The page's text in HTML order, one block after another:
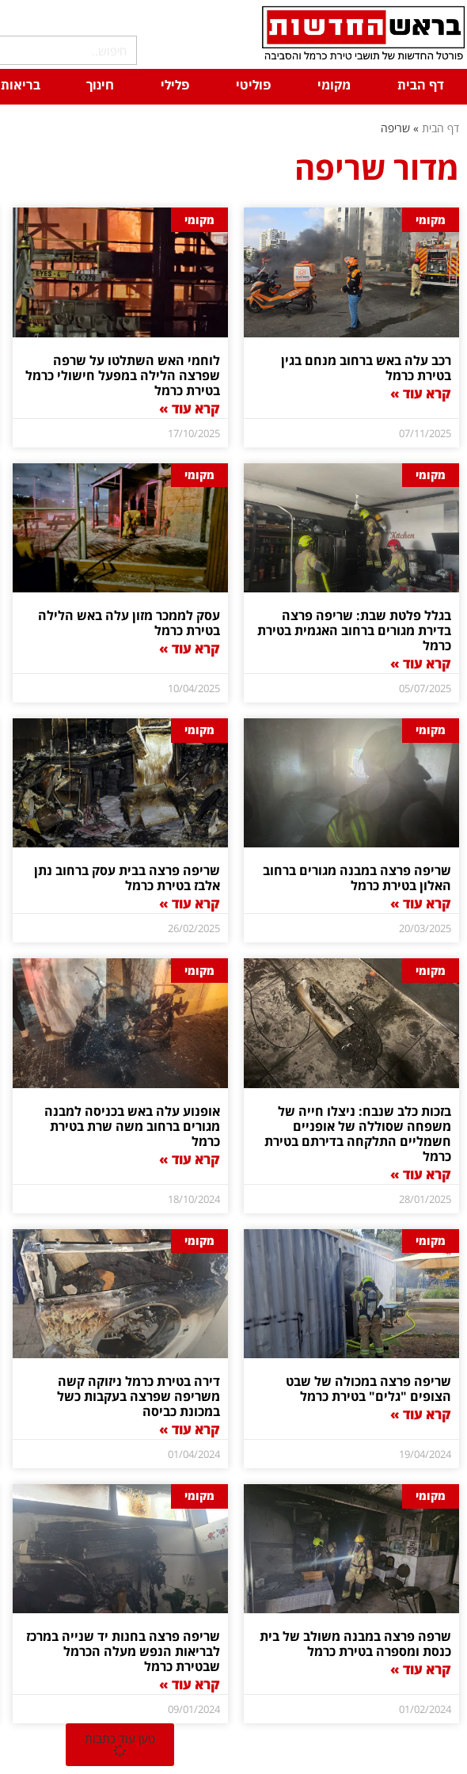
דף הבית
מקומי פוליטי פלילי חינוך בריאות
דף הבית » שריפה
מדור שריפה
מקומי
רכב עלה באש ברחוב מנחם בגין
בטירת כרמל
קרא עוד »
07/11/2025
מקומי
לוחמי האש השתלטו על שרפה
שפרצה הלילה במפעל חישולי כרמל
בטירת כרמל
קרא עוד »
17/10/2025
מקומי
בגלל פלטת שבת: שריפה פרצה
בדירת מגורים ברחוב האגמית בטירת
כרמל
קרא עוד »
05/07/2025
מקומי
עסק לממכר מזון עלה באש הלילה
בטירת כרמל
קרא עוד »
10/04/2025
מקומי
שריפה פרצה במבנה מגורים ברחוב
האלון בטירת כרמל
קרא עוד »
20/03/2025
מקומי
שריפה פרצה בבית עסק ברחוב נתן
אלבז בטירת כרמל
קרא עוד »
26/02/2025
מקומי
בזכות כלב שנבח: ניצלו חייה של
משפחה שסוללה של אופניים
חשמליים התלקחה בדירתם בטירת
כרמל
קרא עוד »
28/01/2025
מקומי
אופנוע עלה באש בכניסה למבנה
מגורים ברחוב משה שרת בטירת
כרמל
קרא עוד »
18/10/2024
מקומי
שריפה פרצה במכולה של שבט
הצופים "גלים" בטירת כרמל
קרא עוד »
19/04/2024
מקומי
דירה בטירת כרמל ניזוקה קשה
משריפה שפרצה בעקבות כשל
במכונת כביסה
קרא עוד »
01/04/2024
מקומי
שרפה פרצה במבנה משולב של בית
כנסת ומספרה בטירת כרמל
קרא עוד »
01/02/2024
מקומי
שריפה פרצה בחנות יד שנייה במרכז
לבריאות הנפש מעלה הכרמל
שבטירת כרמל
קרא עוד »
09/01/2024
טען עוד כתבות